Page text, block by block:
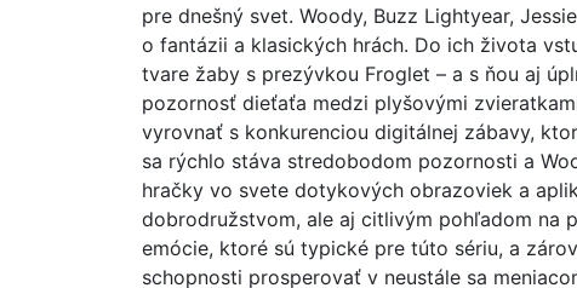
pre dnešný svet. Woody, Buzz Lightyear,
o fantázii a klasických hrách. Do ich života
tvare žaby s prezývkou Froglet – a s ňou aj
pozornosť dieťaťa medzi plyšovými
vyrovnať s konkurenciou digitálnej zábavy,
sa rýchlo stáva stredobodom pozornosti a
hračky vo svete dotykových obrazoviek a
dobrodružstvom, ale aj citlivým pohľadom na
emócie, ktoré sú typické pre túto sériu, a
schopnosti prosperovať v neustále sa